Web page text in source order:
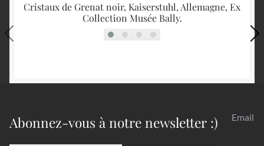
Cristaux de Grenat noir, Kaiserstuhl, Allemagne, Ex
Collection Musée Bally.
Abonnez-vous à notre newsletter :) Email